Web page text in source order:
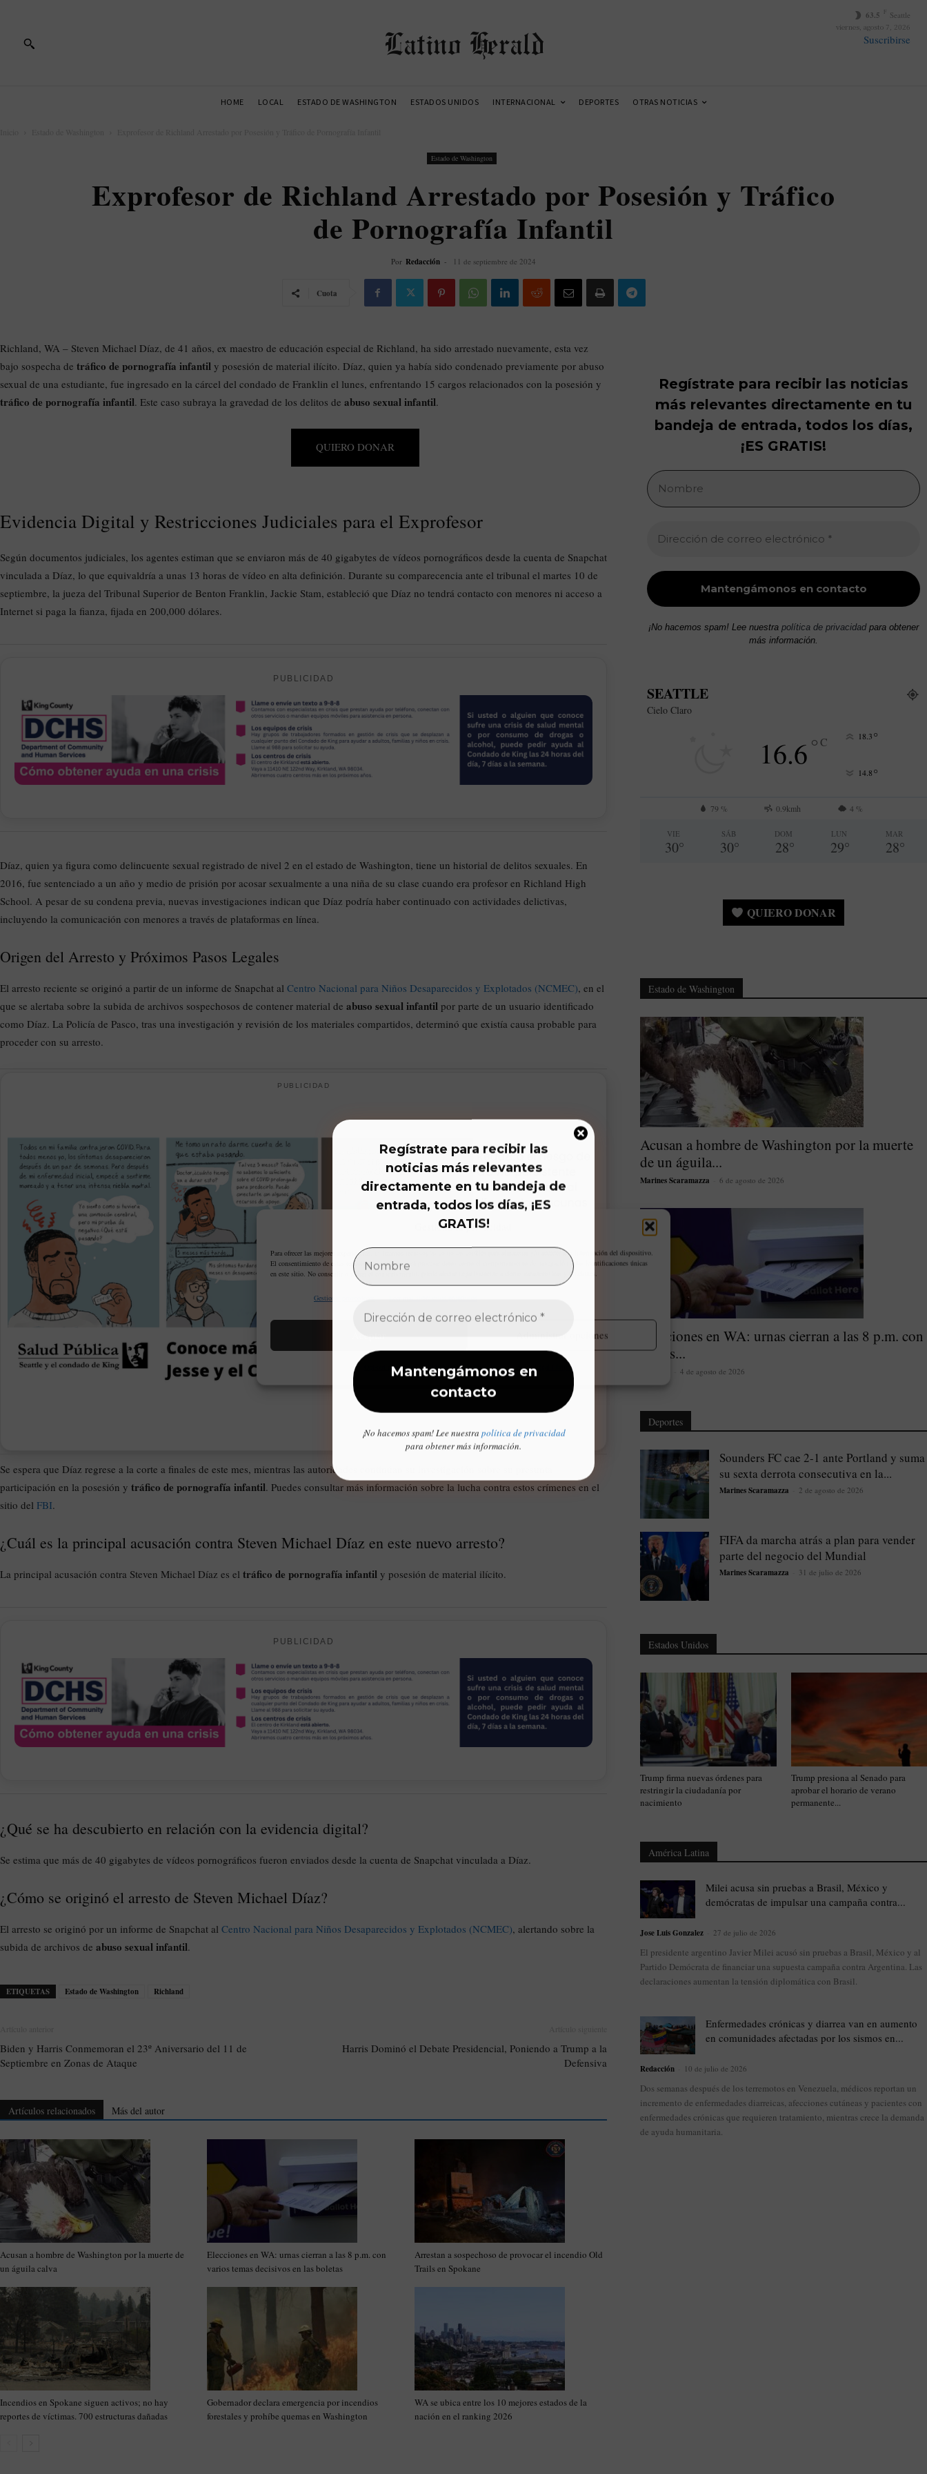
Gestiona tu privacidad
Para ofrecer las mejores experiencias, utilizamos tecnologías como las cookies para almacenar y/o acceder a la información del dispositivo.
El consentimiento de estas tecnologías nos permitirá procesar datos como el comportamiento de navegación o las identificaciones únicas
en este sitio. No consentir o retirar el consentimiento, puede afectar negativamente a ciertas características y funciones.
Gestionar proveedores
Administrar opciones
Opt-out preferences Declaración de privacidad Aviso Legal / Imprint
Latino Herald
63.5 F
Seattle
viernes, agosto 7, 2026
Suscribirse
HOME LOCAL ESTADO DE WASHINGTON ESTADOS UNIDOS INTERNACIONAL DEPORTES OTRAS NOTICIAS
Estado de Washington
Exprofesor de Richland Arrestado por Posesión y Tráfico
de Pornografía Infantil
Por Redacción - 11 de septiembre de 2024
Cuota
Richland, WA – Steven Michael Díaz, de 41 años, ex maestro de educación especial de Richland, ha sido arrestado nuevamente, esta vez
bajo sospecha de tráfico de pornografía infantil y posesión de material ilícito. Díaz, quien ya había sido condenado previamente por abuso
sexual de una estudiante, fue ingresado en la cárcel del condado de Franklin el lunes, enfrentando 15 cargos relacionados con la posesión y
tráfico de pornografía infantil. Este caso subraya la gravedad de los delitos de abuso sexual infantil.
QUIERO DONAR
Evidencia Digital y Restricciones Judiciales para el Exprofesor
Según documentos judiciales, los agentes estiman que se enviaron más de 40 gigabytes de vídeos pornográficos desde la cuenta de Snapchat
vinculada a Díaz, lo que equivaldría a unas 13 horas de vídeo en alta definición. Durante su comparecencia ante el tribunal el martes 10 de
septiembre, la jueza del Tribunal Superior de Benton Franklin, Jackie Stam, estableció que Díaz no tendrá contacto con menores ni acceso a
Internet si paga la fianza, fijada en 200,000 dólares.
PUBLICIDAD
Díaz, quien ya figura como delincuente sexual registrado de nivel 2 en el estado de Washington, tiene un historial de delitos sexuales. En
2016, fue sentenciado a un año y medio de prisión por acosar sexualmente a una niña de su clase cuando era profesor en Richland High
School. A pesar de su condena previa, nuevas investigaciones indican que Díaz podría haber continuado con actividades delictivas,
incluyendo la comunicación con menores a través de plataformas en línea.
Origen del Arresto y Próximos Pasos Legales
El arresto reciente se originó a partir de un informe de Snapchat al Centro Nacional para Niños Desaparecidos y Explotados (NCMEC), en el
que se alertaba sobre la subida de archivos sospechosos de contener material de abuso sexual infantil por parte de un usuario identificado
como Díaz. La Policía de Pasco, tras una investigación y revisión de los materiales compartidos, determinó que existía causa probable para
proceder con su arresto.
PUBLICIDAD
Se espera que Díaz regrese a la corte a finales de este mes, mientras las autoridades continúan su investigación sobre su presunta
participación en la posesión y tráfico de pornografía infantil. Puedes consultar más información sobre la lucha contra estos crímenes en el
sitio del FBI.
¿Cuál es la principal acusación contra Steven Michael Díaz en este nuevo arresto?
La principal acusación contra Steven Michael Díaz es el tráfico de pornografía infantil y posesión de material ilícito.
PUBLICIDAD
¿Qué se ha descubierto en relación con la evidencia digital?
Se estima que más de 40 gigabytes de vídeos pornográficos fueron enviados desde la cuenta de Snapchat vinculada a Díaz.
¿Cómo se originó el arresto de Steven Michael Díaz?
El arresto se originó por un informe de Snapchat al Centro Nacional para Niños Desaparecidos y Explotados (NCMEC), alertando sobre la
subida de archivos de abuso sexual infantil.
Regístrate para recibir las
noticias más relevantes
directamente en tu bandeja de
entrada, todos los días, ¡ES
GRATIS!
¡No hacemos spam! Lee nuestra política de privacidad
para obtener más información.
ETIQUETAS Estado de Washington Richland
Biden y Harris Conmemoran el 23º Aniversario del 11 de
Septiembre en Zonas de Ataque
Harris Dominó el Debate Presidencial, Poniendo a Trump a la
Defensiva
Artículos relacionados Más del autor
Acusan a hombre de Washington por la muerte de
un águila calva
Elecciones en WA: urnas cierran a las 8 p.m. con
varios temas decisivos en las boletas
Arrestan a sospechoso de provocar el incendio Old
Trails en Spokane
Incendios en Spokane siguen activos; no hay
reportes de víctimas. 700 estructuras dañadas
Gobernador declara emergencia por incendios
forestales y prohíbe quemas en Washington
WA se ubica entre los 10 mejores estados de la
nación en el ranking 2026
Regístrate para recibir las noticias
más relevantes directamente en tu
bandeja de entrada, todos los días,
¡ES GRATIS!
¡No hacemos spam! Lee nuestra política de privacidadpara obtener
más información.
SEATTLE
Cielo Claro
16.6°C 18.3°
14.8°
79 % 0.9kmh 4 %
VIE
30°
SÁB
30°
DOM
28°
LUN
29°
MAR
28°
QUIERO DONAR
Estado de Washington
Acusan a hombre de Washington por la muerte
de un águila...
Marines Scaramazza 6 de agosto de 2026
Elecciones en WA: urnas cierran a las 8 p.m. con
varios...
4 de agosto de 2026
Deportes
Sounders FC cae 2-1 ante Portland y suma
su sexta derrota consecutiva en la...
Marines Scaramazza 2 de agosto de 2026
FIFA da marcha atrás a plan para vender
parte del negocio del Mundial
Marines Scaramazza 31 de julio de 2026
Estados Unidos
Trump firma nuevas órdenes para
restringir la ciudadanía por
nacimiento
Trump presiona al Senado para
aprobar el horario de verano
permanente...
América Latina
Milei acusa sin pruebas a Brasil, México y
demócratas de impulsar una campaña contra...
Jose Luis Gonzalez 27 de julio de 2026
El presidente argentino Javier Milei acusó sin pruebas a Brasil, México y al
Partido Demócrata de financiar una supuesta campaña contra Argentina. Las
declaraciones aumentan la tensión diplomática con Brasil.
Enfermedades crónicas y diarrea van en aumento
en comunidades afectadas por los sismos en...
Redacción 10 de julio de 2026
Dos semanas después de los terremotos en Venezuela, médicos reportan un
incremento de enfermedades diarreicas, afecciones cutáneas y pacientes con
enfermedades crónicas que requieren tratamiento, mientras crece la demanda
de ayuda humanitaria.